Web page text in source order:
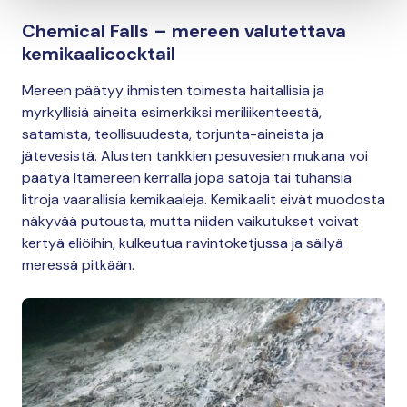
Chemical Falls – mereen valutettava
kemikaalicocktail
Mereen päätyy ihmisten toimesta haitallisia ja
myrkyllisiä aineita esimerkiksi meriliikenteestä,
satamista, teollisuudesta, torjunta-aineista ja
jätevesistä. Alusten tankkien pesuvesien mukana voi
päätyä Itämereen kerralla jopa satoja tai tuhansia
litroja vaarallisia kemikaaleja. Kemikaalit eivät muodosta
näkyvää putousta, mutta niiden vaikutukset voivat
kertyä eliöihin, kulkeutua ravintoketjussa ja säilyä
meressä pitkään.